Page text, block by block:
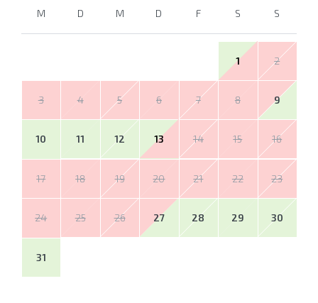
M D M D F S S
1 2
3 4 5 6 7 8 9
10 11 12 13 14 15 16
17 18 19 20 21 22 23
24 25 26 27 28 29 30
31